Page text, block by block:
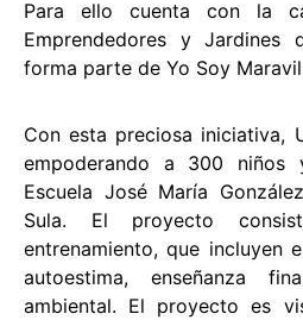
Para ello cuenta con la
Emprendedores y Jardines
forma parte de Yo Soy
Con esta preciosa iniciativa,
empoderando a 300 niños
Escuela José María
Sula. El proyecto
entrenamiento, que incluyen
autoestima, enseñanza
ambiental. El proyecto es